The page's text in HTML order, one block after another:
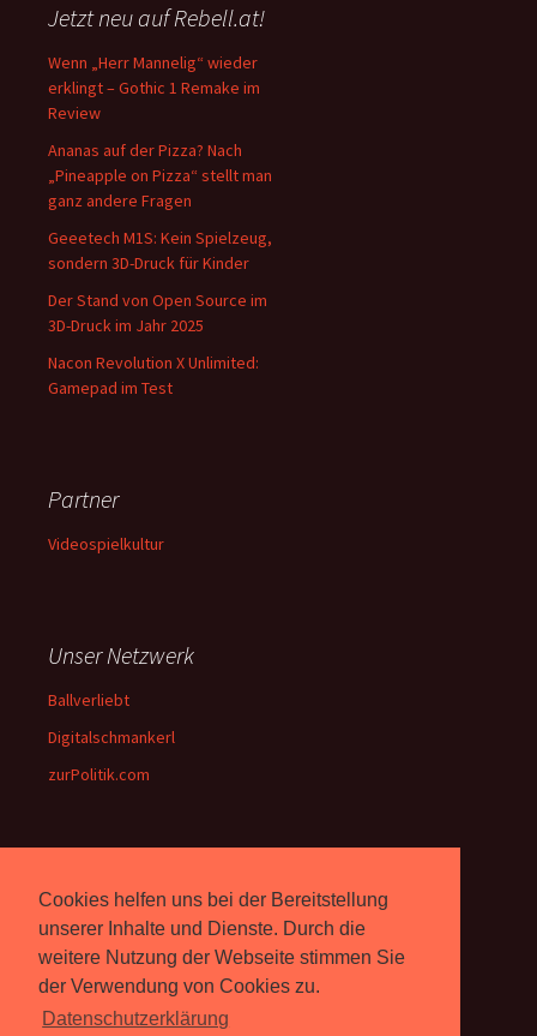
Cookies helfen uns bei der Bereitstellung
unserer Inhalte und Dienste. Durch die
weitere Nutzung der Webseite stimmen Sie
der Verwendung von Cookies zu.
Datenschutzerklärung
Jetzt neu auf Rebell.at!
Wenn „Herr Mannelig“ wieder
erklingt – Gothic 1 Remake im
Review
Ananas auf der Pizza? Nach
„Pineapple on Pizza“ stellt man
ganz andere Fragen
Geeetech M1S: Kein Spielzeug,
sondern 3D-Druck für Kinder
Der Stand von Open Source im
3D-Druck im Jahr 2025
Nacon Revolution X Unlimited:
Gamepad im Test
Partner
Videospielkultur
Unser Netzwerk
Ballverliebt
Digitalschmankerl
zurPolitik.com
Über Uns
Rebell.atberichtet seit 2003
unabhängig über Computer-
und Videospiele. ( Impressum )